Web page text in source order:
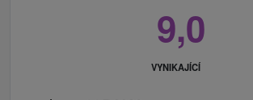
9,0
VYNIKAJÍCÍ